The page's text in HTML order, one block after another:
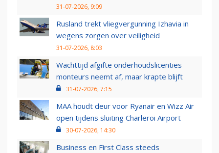
31-07-2026, 9:09
Rusland trekt vliegvergunning Izhavia in
wegens zorgen over veiligheid
31-07-2026, 8:03
Wachttijd afgifte onderhoudslicenties
monteurs neemt af, maar krapte blijft
31-07-2026, 7:15
MAA houdt deur voor Ryanair en Wizz Air
open tijdens sluiting Charleroi Airport
30-07-2026, 14:30
Business en First Class steeds